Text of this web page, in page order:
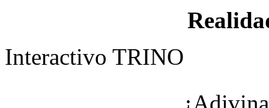
Interactivo TRINO